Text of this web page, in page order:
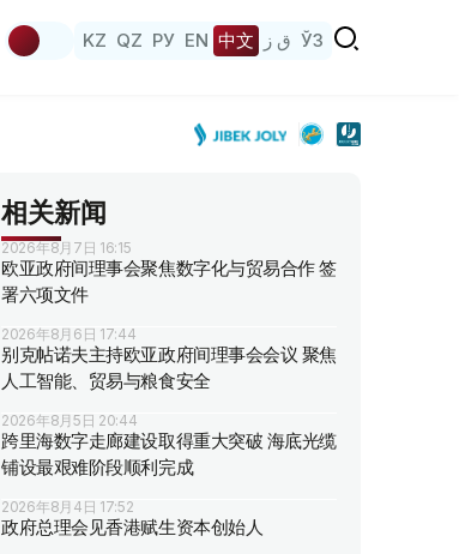
KZ QZ РУ EN 中文 ق ز ЎЗ
相关新闻
2026年8月7日 16:15
欧亚政府间理事会聚焦数字化与贸易合作 签
署六项文件
2026年8月6日 17:44
别克帖诺夫主持欧亚政府间理事会会议 聚焦
人工智能、贸易与粮食安全
2026年8月5日 20:44
跨里海数字走廊建设取得重大突破 海底光缆
铺设最艰难阶段顺利完成
2026年8月4日 17:52
政府总理会见香港赋生资本创始人